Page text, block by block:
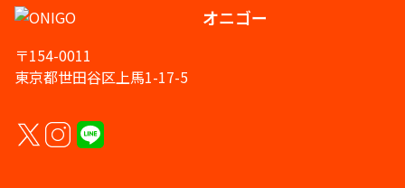
オニゴー
〒154-0011
東京都世田谷区上馬1-17-5